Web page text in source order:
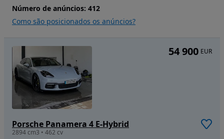
Número de anúncios: 412
Como são posicionados os anúncios?
Porsche Panamera 4 E-Hybrid
2894 cm3 • 462 cv
54 900 EUR